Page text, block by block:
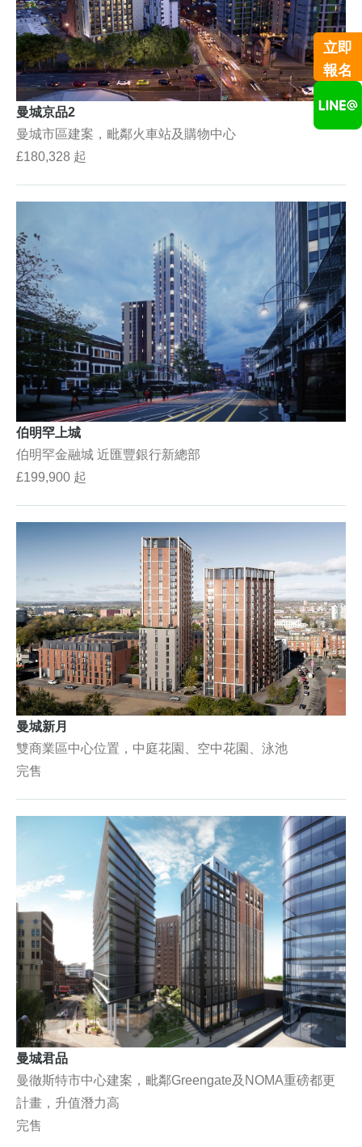
曼城京品2
曼城市區建案，毗鄰火車站及購物中心
£180,328 起
伯明罕上城
伯明罕金融城 近匯豐銀行新總部
£199,900 起
曼城新月
雙商業區中心位置，中庭花園、空中花園、泳池
完售
曼城君品
曼徹斯特市中心建案，毗鄰Greengate及NOMA重磅都更
計畫，升值潛力高
完售
立即
報名